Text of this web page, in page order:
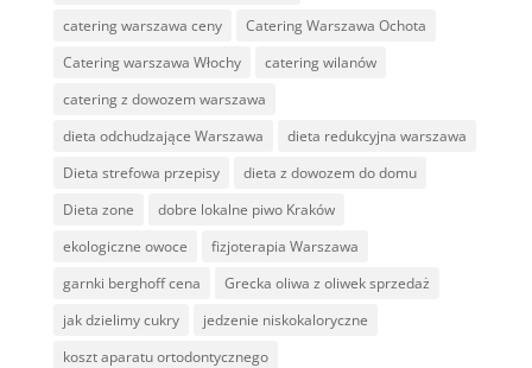
catering warszawa ceny
Catering Warszawa Ochota
Catering warszawa Włochy
catering wilanów
catering z dowozem warszawa
dieta odchudzające Warszawa
dieta redukcyjna warszawa
Dieta strefowa przepisy
dieta z dowozem do domu
Dieta zone
dobre lokalne piwo Kraków
ekologiczne owoce
fizjoterapia Warszawa
garnki berghoff cena
Grecka oliwa z oliwek sprzedaż
jak dzielimy cukry
jedzenie niskokaloryczne
koszt aparatu ortodontycznego